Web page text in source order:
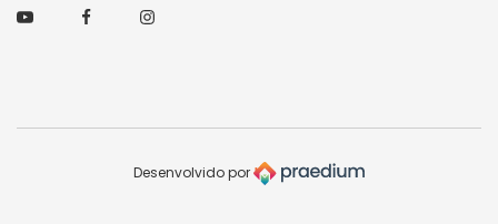
YoutubeFacebookInstagram
Desenvolvido por